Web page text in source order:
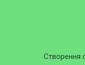
Створення